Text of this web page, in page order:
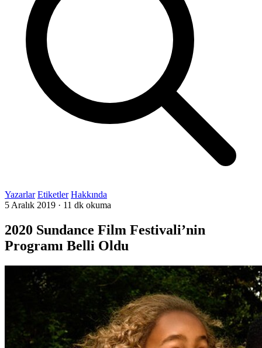
Yazarlar Etiketler Hakkında
5 Aralık 2019 · 11 dk okuma
2020 Sundance Film Festivali’nin
Programı Belli Oldu